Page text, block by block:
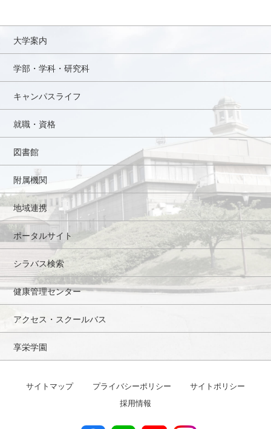
大学案内
学部・学科・研究科
キャンパスライフ
就職・資格
図書館
附属機関
地域連携
ポータルサイト
シラバス検索
健康管理センター
アクセス・スクールバス
享栄学園
サイトマップ プライバシーポリシー
サイトポリシー
採用情報